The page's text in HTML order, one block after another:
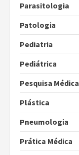
Parasitologia
Patologia
Pediatria
Pediátrica
Pesquisa Médica
Plástica
Pneumologia
Prática Médica